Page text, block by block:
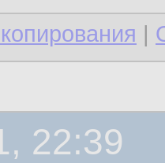
|
22:39